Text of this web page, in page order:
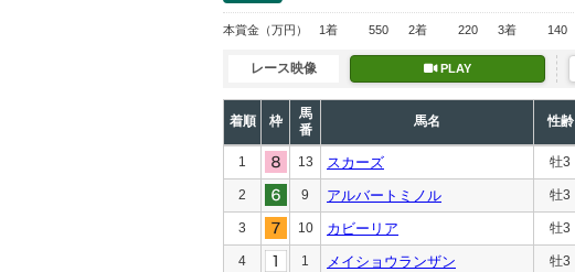
本賞金 （万円） 1着 550 2着 220 3着 140
レース映像 PLAY
着順 枠
馬
番
馬名 性齢
1 13 スカーズ 牡3
2 9 アルバートミノル 牡3
3 10 カビーリア 牡3
4 1 メイショウランザン 牡3